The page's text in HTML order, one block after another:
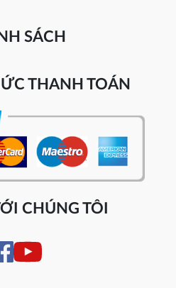
SÁCH
THANH TOÁN
CHÚNG TÔI